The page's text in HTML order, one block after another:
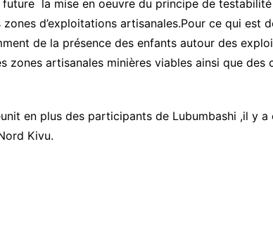
la mise en oeuvre du principe de
d’exploitations artisanales.Pour ce qui est
de la présence des enfants autour des
zones artisanales minières viables ainsi que
en plus des participants de Lubumbashi ,il y
Kivu.